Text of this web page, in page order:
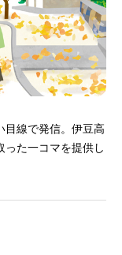
線で発信。 伊豆高
った一コマを提供し